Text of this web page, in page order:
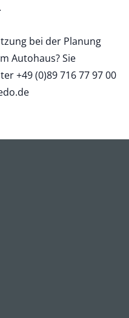
bei der Planung
Autohaus? Sie
+49 (0)89 716 77 97 00